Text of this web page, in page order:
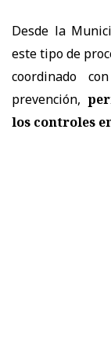
Desde la
este tipo de
coordinado
prevención,
los controles